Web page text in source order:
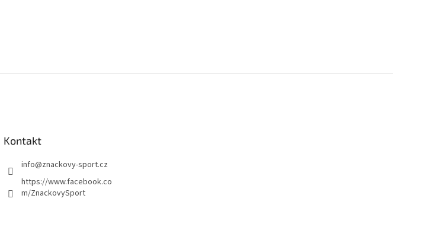
Kontakt
info@znackovy-sport.cz
https://www.facebook.co
m/ZnackovySport